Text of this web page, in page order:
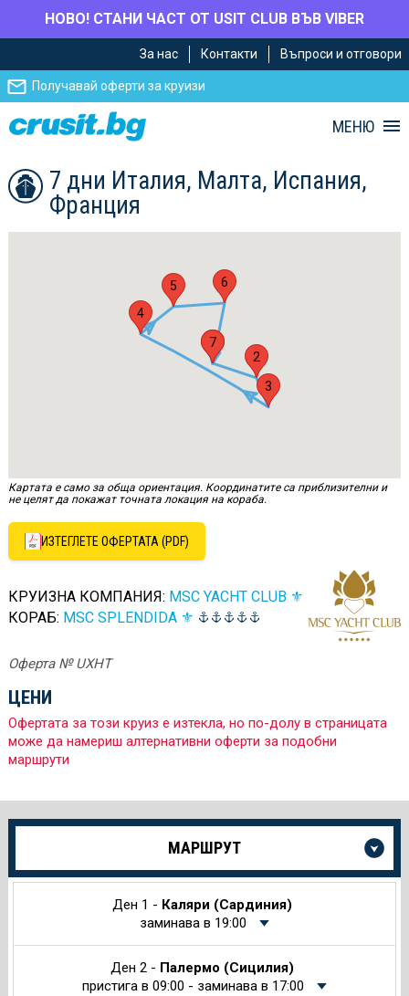
НОВО! СТАНИ ЧАСТ ОТ USIT CLUB ВЪВ VIBER
главното
съдържание
Навигацията
За нас Контакти Въпроси и отговори
Получавай оферти за круизи
МЕНЮ
7 дни Италия, Малта, Испания,
Франция
1
2
3
4
5 6
7
Картата е само за обща ориентация. Координатите са приблизителни и
не целят да покажат точната локация на кораба.
ИЗТЕГЛЕТЕ ОФЕРТАТА (PDF)
КРУИЗНА КОМПАНИЯ: MSC YACHT CLUB ⚜
КОРАБ: MSC SPLENDIDA ⚜
Оферта № UXHT
ЦЕНИ
Офертата за този круиз е изтекла, но по-долу в страницата
може да намериш алтернативни оферти за подобни
маршрути
Още
за
МАРШРУТ
Ден 1 - Каляри (Сардиния)
заминава в 19:00
Ден 2 - Палермо (Сицилия)
пристига в 09:00 - заминава в 17:00